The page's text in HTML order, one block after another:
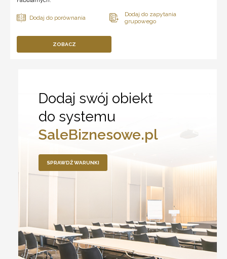
ZOBACZ
Dodaj swój obiekt
do systemu
SaleBiznesowe.pl
SPRAWDŹ WARUNKI